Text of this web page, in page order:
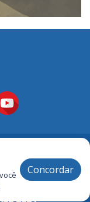
Concordar